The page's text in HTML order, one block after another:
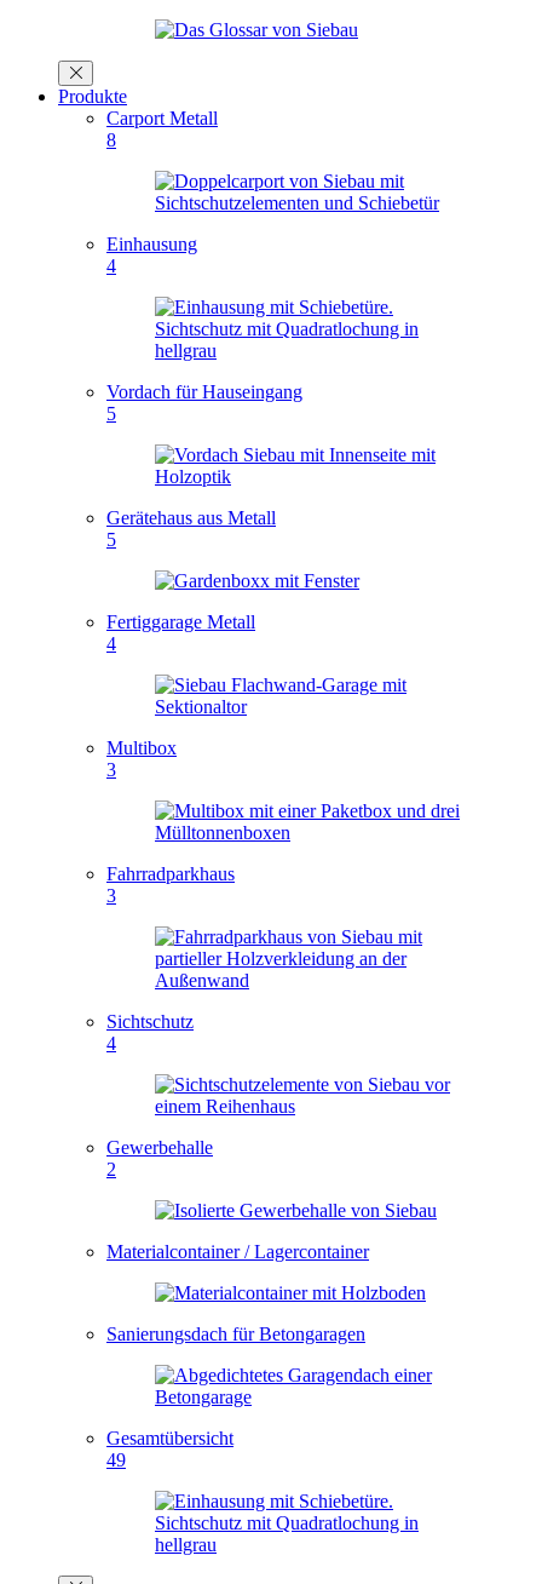
Produkte
Carport Metall
8
Einhausung
4
Vordach für Hauseingang
5
Gerätehaus aus Metall
5
Fertiggarage Metall
4
Multibox
3
Fahrradparkhaus
3
Sichtschutz
4
Gewerbehalle
2
Materialcontainer / Lagercontainer
Sanierungsdach für Betongaragen
Gesamtübersicht
49